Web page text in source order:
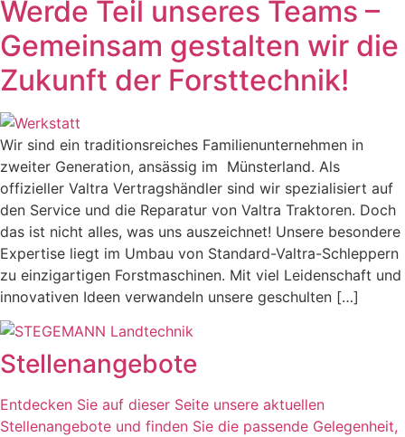
Werde Teil unseres Teams –
Gemeinsam gestalten wir die
Zukunft der Forsttechnik!
Wir sind ein traditionsreiches Familienunternehmen in
zweiter Generation, ansässig im Münsterland. Als
offizieller Valtra Vertragshändler sind wir spezialisiert auf
den Service und die Reparatur von Valtra Traktoren. Doch
das ist nicht alles, was uns auszeichnet! Unsere besondere
Expertise liegt im Umbau von Standard-Valtra-Schleppern
zu einzigartigen Forstmaschinen. Mit viel Leidenschaft und
innovativen Ideen verwandeln unsere geschulten […]
Stellenangebote
Entdecken Sie auf dieser Seite unsere aktuellen
Stellenangebote und finden Sie die passende Gelegenheit,